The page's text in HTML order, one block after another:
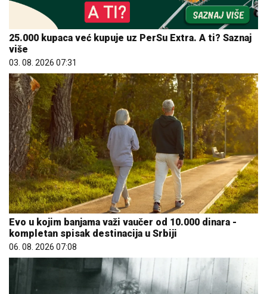
25.000 kupaca već kupuje uz PerSu Extra. A ti? Saznaj
više
03. 08. 2026 07:31
Evo u kojim banjama važi vaučer od 10.000 dinara -
kompletan spisak destinacija u Srbiji
06. 08. 2026 07:08